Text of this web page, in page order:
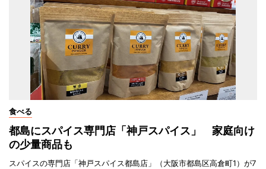
食べる
都島にスパイス専門店「神戸スパイス」 家庭向け
の少量商品も
スパイスの専門店「神戸スパイス都島店」（大阪市都島区高倉町1）が7